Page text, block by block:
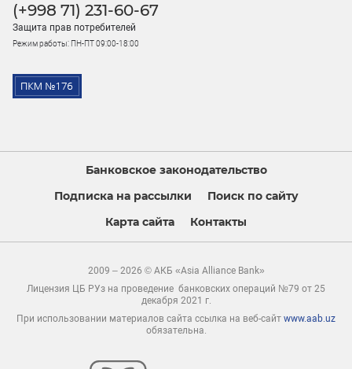
(+998 71) 231-60-67
Защита прав потребителей
Режим работы: ПН-ПТ 09:00-18:00
Банковское законодательство
Подписка на рассылки
Поиск по сайту
Карта сайта
Контакты
2009 – 2026 © АКБ «Asia Alliance Bank»
Лицензия ЦБ РУз на проведение банковских операций №79 от 25
декабря 2021 г.
При использовании материалов сайта ссылка на веб-сайт www.aab.uz
обязательна.